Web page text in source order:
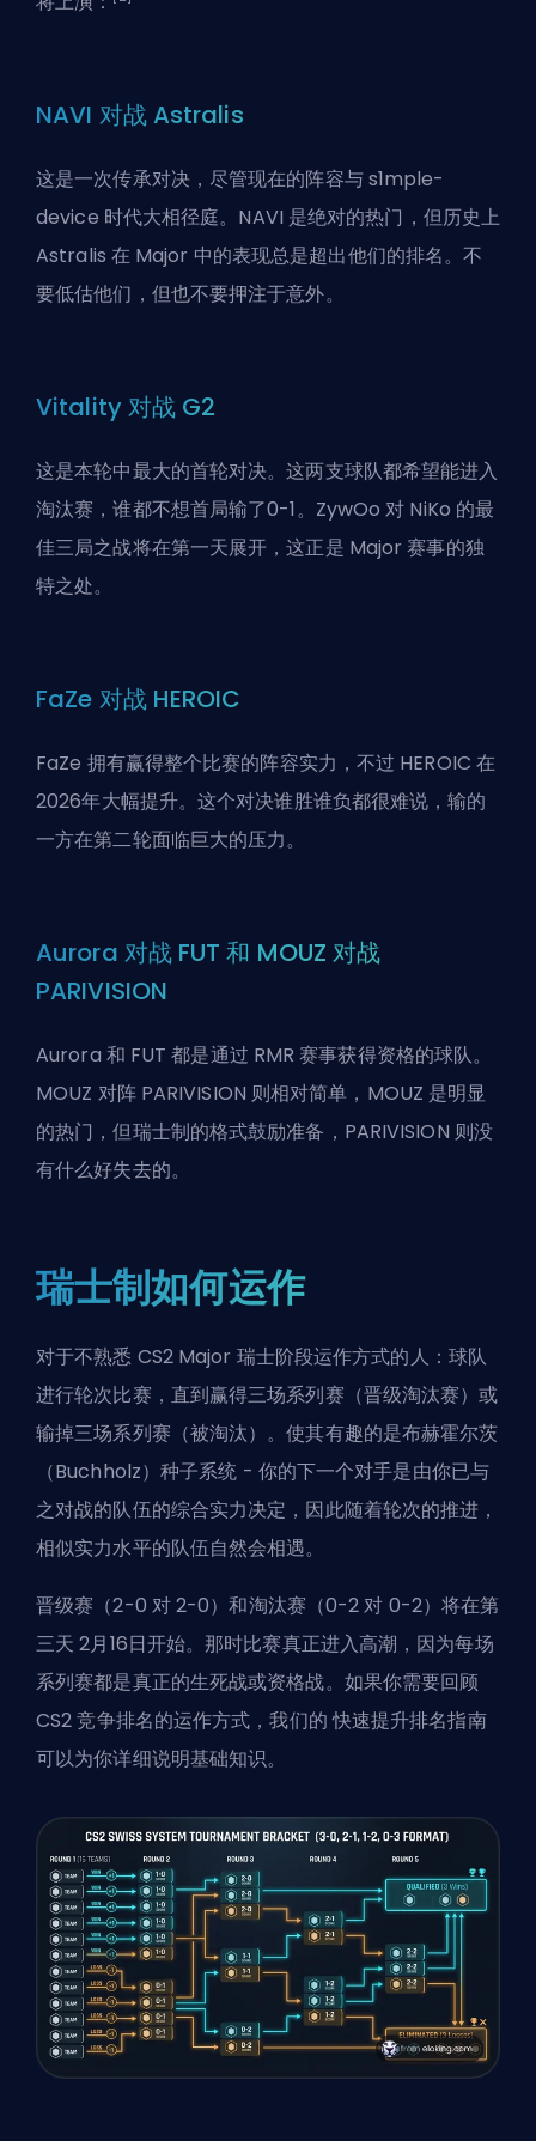
NAVI 对战 Astralis
这是一次传承对决，尽管现在的阵容与 s1mple-
device 时代大相径庭。NAVI 是绝对的热门，但历史上
Astralis 在 Major 中的表现总是超出他们的排名。不
要低估他们，但也不要押注于意外。
Vitality 对战 G2
这是本轮中最大的首轮对决。这两支球队都希望能进入
淘汰赛，谁都不想首局输了0-1。ZywOo 对 NiKo 的最
佳三局之战将在第一天展开，这正是 Major 赛事的独
特之处。
FaZe 对战 HEROIC
FaZe 拥有赢得整个比赛的阵容实力，不过 HEROIC 在
2026年大幅提升。这个对决谁胜谁负都很难说，输的
一方在第二轮面临巨大的压力。
Aurora 对战 FUT 和 MOUZ 对战
PARIVISION
Aurora 和 FUT 都是通过 RMR 赛事获得资格的球队。
MOUZ 对阵 PARIVISION 则相对简单，MOUZ 是明显
的热门，但瑞士制的格式鼓励准备，PARIVISION 则没
有什么好失去的。
瑞士制如何运作
对于不熟悉 CS2 Major 瑞士阶段运作方式的人：球队
进行轮次比赛，直到赢得三场系列赛（晋级淘汰赛）或
输掉三场系列赛（被淘汰）。使其有趣的是布赫霍尔茨
（Buchholz）种子系统 - 你的下一个对手是由你已与
之对战的队伍的综合实力决定，因此随着轮次的推进，
相似实力水平的队伍自然会相遇。
晋级赛（2-0 对 2-0）和淘汰赛（0-2 对 0-2）将在第
三天 2月16日开始。那时比赛真正进入高潮，因为每场
系列赛都是真正的生死战或资格战。如果你需要回顾
CS2 竞争排名的运作方式，我们的快速提升排名指南
可以为你详细说明基础知识。